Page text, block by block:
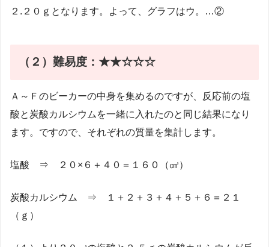
２.２０ｇとなります。よって、グラフはウ。…②
（２）難易度：★★☆☆☆
Ａ～Ｆのビーカーの中身を集めるのですが、反応前の塩
酸と炭酸カルシウムを一緒に入れたのと同じ結果になり
ます。ですので、それぞれの質量を集計します。
塩酸 ⇒ ２０×６＋４０＝１６０（㎤）
炭酸カルシウム ⇒ １＋２＋３＋４＋５＋６＝２１
（ｇ）